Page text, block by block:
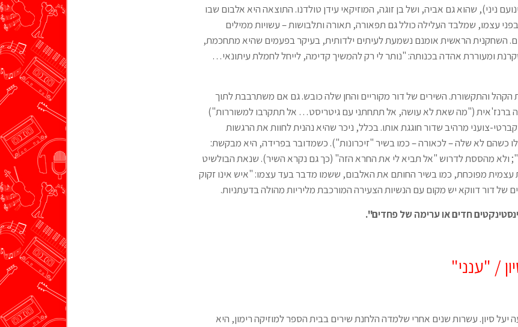
ניני), שהוא גם אביה, ושל בן זוגה, המוזיקאי עידן טולדנו. התוצאה היא אלבום שבו
עצמו, שמלבד העלילה כולל גם תפאורה, תאורה ותלבושות – עשויות ממילים
השחקנית הראשית אומנם נשמעת לעיתים ילדותית, בעיקר בפעמים שהיא מתחכמת,
ומעוררת אהדה בכנותה: "נותר לי רק להמשיך קדימה, לייחל לחמלת עיתונאי…
הקהל והתקשורת. השירים של דור מקוריים והחן שלה כובש. גם אם משתרבבת לתוך
ברנז'אית ("מה שאת לא עושה, אל תתחתני עם גיטריסט… אל תתקרבו למשוררות")
צועני מרהיב שדור חוגגת אותו. בכלל, ניכר שהיא נהנית לחוות את הרגשות
כשהם לא שלה – לכאורה – כמו בשיר "זיכרונות"). כשמדובר בפרידה, היא מבקשת:
ולא מהססת לדרוש "אל תביא לי את החרא הזה" (כך גם נקרא השיר). שנאת הבולשיט
עצמית מפוכחת, כמו בשיר החותם את האלבום, ששמו מדבר בעד עצמו: "איש אינו זקוק
של דור דווקא יש מקום עם הנשיות הצעירה המורכבת מליריות מהולה בדעתניות.
חדים או ערימה של פחדים".
/ "ענני"
יעל סיון. עשרות שנים אחרי שלמדה הלחנת שירים בבית הספר למוזיקה רימון, היא